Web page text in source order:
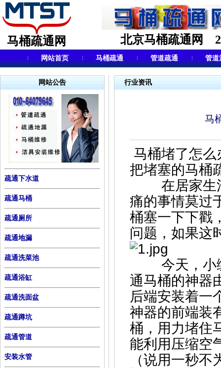
马桶疏通网 北京马桶疏通网
网站首页 马桶疏通 管道疏通 管道
网站公告
疏通下水道
疏通马桶
疏通厕所
疏通地漏
疏通洗菜池
疏通浴缸
疏通洗面盆
疏通蹲坑
疏通管道
安装水管
行业资讯
马
马桶堵了怎
把堵塞的马桶
在居家生活
痛的事情莫过
桶塞一下下戳
问题，如果这
今天，小编
通马桶的神器
后端安装着一
神器的前端装
桶，用力堵住
能利用压缩空
（说用一秒不